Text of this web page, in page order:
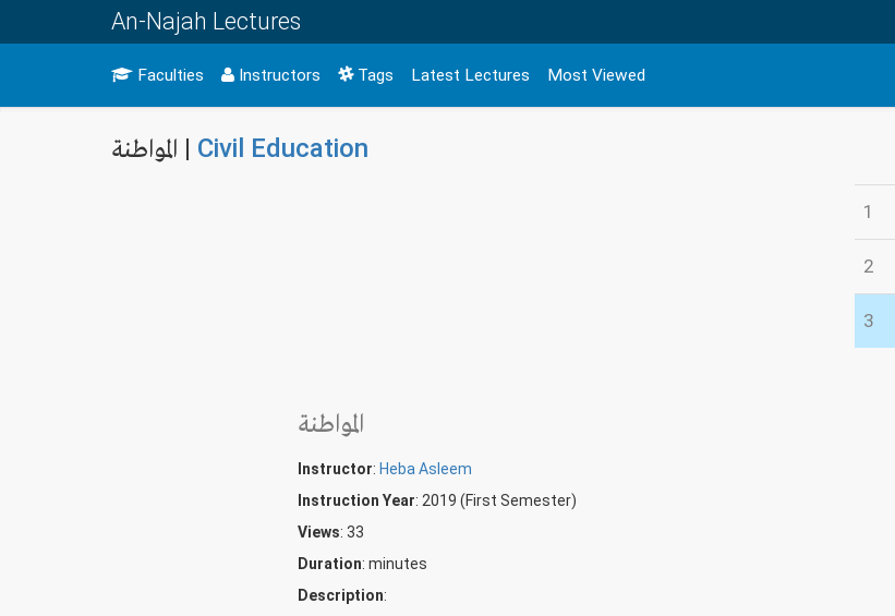
An-Najah Lectures
Faculties Instructors Tags Latest Lectures Most Viewed
المواطنة | Civil Education
المواطنة
Instructor: Heba Asleem
Instruction Year: 2019 (First Semester)
Views: 33
Duration: minutes
Description:
1
2
3